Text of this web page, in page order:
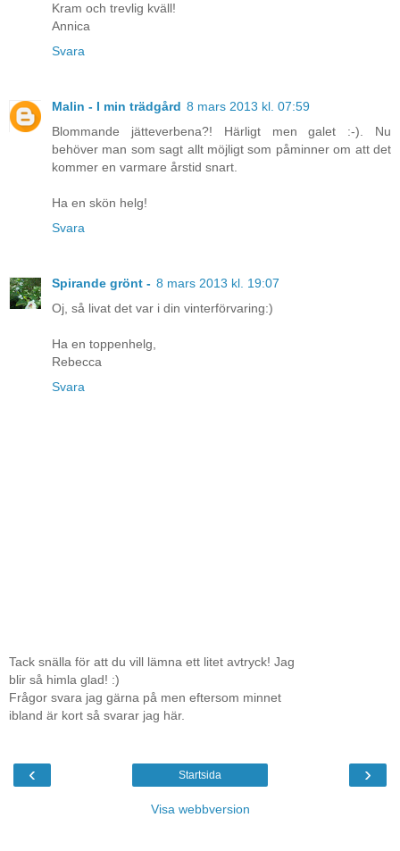
Kram och trevlig kväll!
Annica
Svara
Malin - I min trädgård 8 mars 2013 kl. 07:59
Blommande jätteverbena?! Härligt men galet :-). Nu
behöver man som sagt allt möjligt som påminner om att det
kommer en varmare årstid snart.
Ha en skön helg!
Svara
Spirande grönt - 8 mars 2013 kl. 19:07
Oj, så livat det var i din vinterförvaring:)
Ha en toppenhelg,
Rebecca
Svara
Tack snälla för att du vill lämna ett litet avtryck! Jag
blir så himla glad! :)
Frågor svara jag gärna på men eftersom minnet
ibland är kort så svarar jag här.
‹ ›
Startsida
Visa webbversion